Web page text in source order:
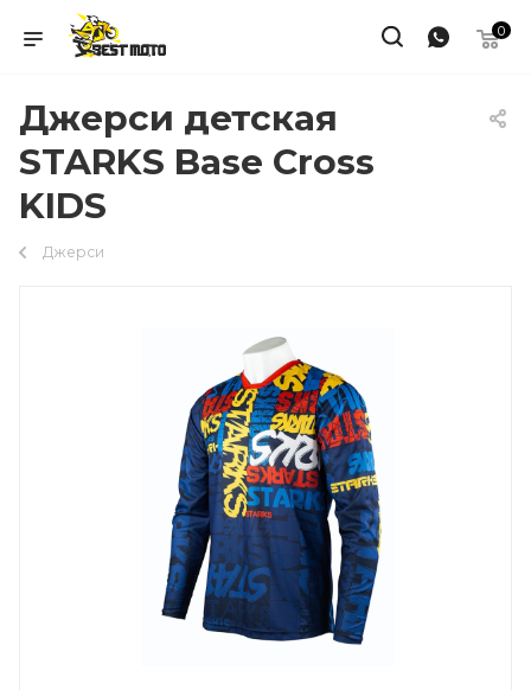
0
Джерси детская
STARKS Base Cross
KIDS
Джерси